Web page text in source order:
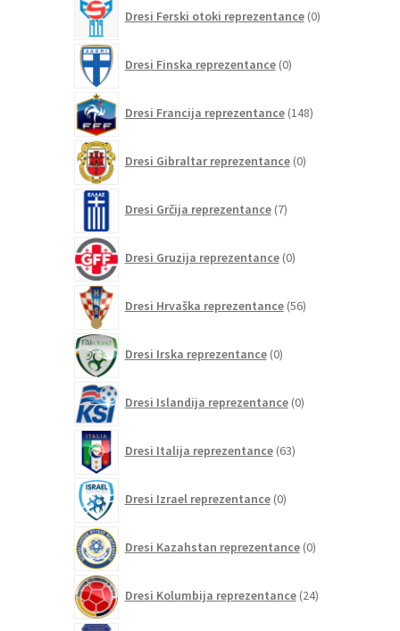
Dresi Ferski otoki reprezentance 0izdelkov
Dresi Finska reprezentance 0izdelkov
Dresi Francija reprezentance 148izdelkov
Dresi Gibraltar reprezentance 0izdelkov
Dresi Grčija reprezentance 7izdelkov
Dresi Gruzija reprezentance 0izdelkov
Dresi Hrvaška reprezentance 56izdelkov
Dresi Irska reprezentance 0izdelkov
Dresi Islandija reprezentance 0izdelkov
Dresi Italija reprezentance 63izdelkov
Dresi Izrael reprezentance 0izdelkov
Dresi Kazahstan reprezentance 0izdelkov
Dresi Kolumbija reprezentance 24izdelkov